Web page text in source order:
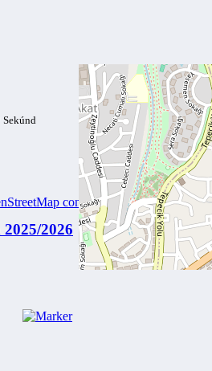
contributors
Sekúnd
2026